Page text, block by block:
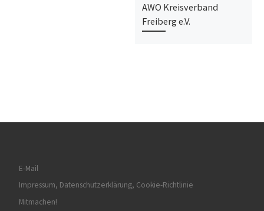
AWO Kreisverband
Freiberg e.V.
E-Mail
Impressum, Datenschutzerklärung, Cookie-Richtlinie
Mitmachen!